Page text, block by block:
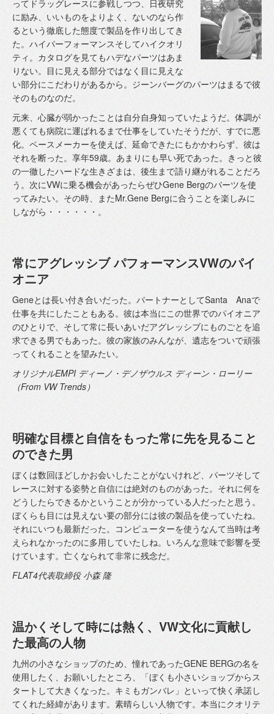
ってドラッグレースに参戦しつつ、日夜研究
に励み、いいものをよりよく、ないのなら作
るという徹底した態度で製品を作り出してき
た。ハイパーフォーマンスそしてハイクオリ
ティ。カタログを見てもハデなパーツはあま
りない。目に見える部分ではなく目に見えな
い部分にこだわりがあるから。ジーンバーグのパーツはまるで彼
そのものなのだ。
元来、心臓が弱かったことは自分自身知っていたようだ。体調が
悪くても病院に運ばれるまで仕事をしていたそうだが、すでに悪
化。ペースメーカーを使えば、延命できたにもかかわらず、彼は
それを断った。享年59歳。あまりにも早い死であった。きっと彼
の一徹したハードな生きざまは、後生まで語り継がれることだろ
う。次にVWに乗る機会があったらぜひGene Bergのパーツを使
ってみたい。その時、またMr.Gene Bergに合うことを楽しみに
しながら・・・・・・。
常にアグレッシブ パフォーマンスVWのパイ
オニア
Geneとは長い付き合いだった。パートナーとしてSanta Anaで
仕事を共にしたこともある。彼は本当にこの世界でのパイオニア
のひとりで、そして常に長いあいだアグレッシブにものごとを追
求できる男でもあった。彼の家族のみんなが、遺志をついで頑張
ってくれることを望みたい。
オリジナルEMPI ディーノ・デノザウルス ディーン・ローリー
（From VW Trends）
明確な目標と自信をもった常に先を見ること
のできた男
ぼくは数回ほどしかお会いしたことがないけれど、パーツそして
レースに対する姿勢と自信には絶対のものがあった。それに何を
どうしたらできるかということが分かっている人だったと思う。
ぼくらも目には見えない要の部分には彼の製品を使っていたね。
それにいつも最新だった。コンピューターを使うなんて当時は考
えられなかったのに多用していたしね。いろんな意味で影響を受
けています。亡くなられて非常に残念だ。
FLAT4代表取締役 小森 隆
温かくそして時には熱く、VW文化に貢献し
た最高の人物
九州の小さなショップのため、憧れであったGENE BERGの名を
使用したく、お願いしたところ、「ぼくも小さいショップからス
タートして大きくなった。キミもガンバレ」といって快く承諾し
てくれた経緯があります。素晴らしい人物です。本当にクオリテ